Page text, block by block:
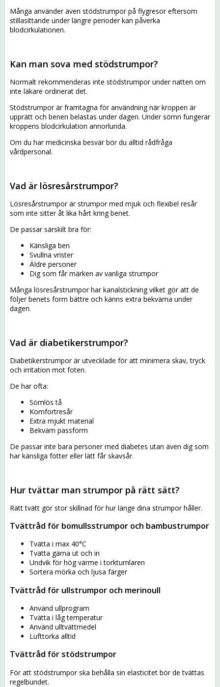
Många använder även stödstrumpor på flygresor eftersom
stillasittande under längre perioder kan påverka
blodcirkulationen.
Kan man sova med stödstrumpor?
Normalt rekommenderas inte stödstrumpor under natten om
inte läkare ordinerat det.
Stödstrumpor är framtagna för användning när kroppen är
upprätt och benen belastas under dagen. Under sömn fungerar
kroppens blodcirkulation annorlunda.
Om du har medicinska besvär bör du alltid rådfråga
vårdpersonal.
Vad är lösresårstrumpor?
Lösresårstrumpor är strumpor med mjuk och flexibel resår
som inte sitter åt lika hårt kring benet.
De passar särskilt bra för:
Känsliga ben
Svullna vrister
Äldre personer
Dig som får märken av vanliga strumpor
Många lösresårstrumpor har kanalstickning vilket gör att de
följer benets form bättre och känns extra bekväma under
dagen.
Vad är diabetikerstrumpor?
Diabetikerstrumpor är utvecklade för att minimera skav, tryck
och irritation mot foten.
De har ofta:
Sömlös tå
Komfortresår
Extra mjukt material
Bekväm passform
De passar inte bara personer med diabetes utan även dig som
har känsliga fötter eller lätt får skavsår.
Hur tvättar man strumpor på rätt sätt?
Rätt tvätt gör stor skillnad för hur länge dina strumpor håller.
Tvättråd för bomullsstrumpor och bambustrumpor
Tvätta i max 40°C
Tvätta gärna ut och in
Undvik för hög värme i torktumlaren
Sortera mörka och ljusa färger
Tvättråd för ullstrumpor och merinoull
Använd ullprogram
Tvätta i låg temperatur
Använd ulltvättmedel
Lufttorka alltid
Tvättråd för stödstrumpor
För att stödstrumpor ska behålla sin elasticitet bör de tvättas
regelbundet.